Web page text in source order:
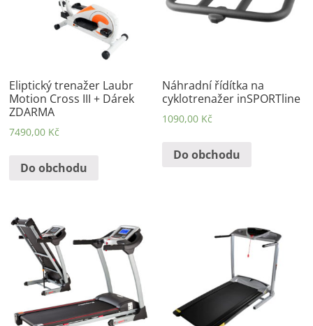
Eliptický trenažer Laubr
Motion Cross III + Dárek
ZDARMA
7490,00 Kč
Do obchodu
Náhradní řídítka na
cyklotrenažer inSPORTline
1090,00 Kč
Do obchodu